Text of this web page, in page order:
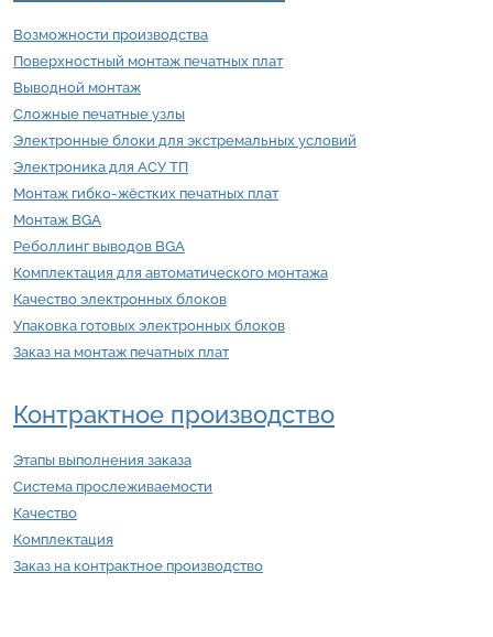
Возможности производства
Поверхностный монтаж печатных плат
Выводной монтаж
Сложные печатные узлы
Электронные блоки для экстремальных условий
Электроника для АСУ ТП
Монтаж гибко-жёстких печатных плат
Монтаж BGA
Реболлинг выводов BGA
Комплектация для автоматического монтажа
Качество электронных блоков
Упаковка готовых электронных блоков
Заказ на монтаж печатных плат
Контрактное производство
Этапы выполнения заказа
Система прослеживаемости
Качество
Комплектация
Заказ на контрактное производство